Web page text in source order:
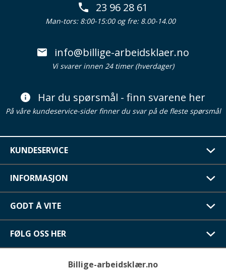
23 96 28 61
Man-tors: 8:00-15:00 og fre: 8.00-14.00
info@billige-arbeidsklaer.no
Vi svarer innen 24 timer (hverdager)
Har du spørsmål - finn svarene her
På våre kundeservice-sider finner du svar på de fleste spørsmål
KUNDESERVICE
INFORMASJON
GODT Å VITE
FØLG OSS HER
Billige-arbeidsklær.no